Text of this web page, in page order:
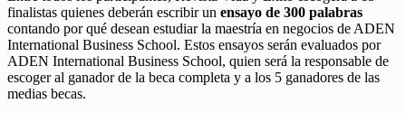
finalistas quienes deberán escribir un ensayo de 300 palabras
contando por qué desean estudiar la maestría en negocios de ADEN
International Business School. Estos ensayos serán evaluados por
ADEN International Business School, quien será la responsable de
escoger al ganador de la beca completa y a los 5 ganadores de las
medias becas.